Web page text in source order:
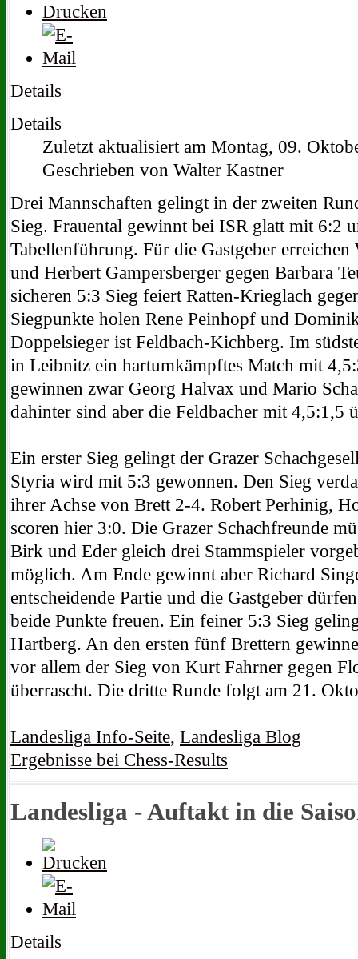
Details
Details
Zuletzt aktualisiert am Montag, 09.
Geschrieben von Walter Kastner
Drei Mannschaften gelingt in der zweiten
Sieg. Frauental gewinnt bei ISR glatt mit 6:2
Tabellenführung. Für die Gastgeber erreichen
und Herbert Gampersberger gegen Barbara
sicheren 5:3 Sieg feiert Ratten-Krieglach
Siegpunkte holen Rene Peinhopf und
Doppelsieger ist Feldbach-Kichberg. Im
in Leibnitz ein hartumkämpftes Match mit
gewinnen zwar Georg Halvax und Mario
dahinter sind aber die Feldbacher mit 4,5:1,5
Ein erster Sieg gelingt der Grazer
Styria wird mit 5:3 gewonnen. Den Sieg
ihrer Achse von Brett 2-4. Robert Perhinig,
scoren hier 3:0. Die Grazer Schachfreunde
Birk und Eder gleich drei Stammspieler
möglich. Am Ende gewinnt aber Richard
entscheidende Partie und die Gastgeber
beide Punkte freuen. Ein feiner 5:3 Sieg
Hartberg. An den ersten fünf Brettern
vor allem der Sieg von Kurt Fahrner gegen
überrascht. Die dritte Runde folgt am 21.
Landesliga Info-Seite, Landesliga Blog
Ergebnisse bei Chess-Results
Landesliga - Auftakt in die
Details